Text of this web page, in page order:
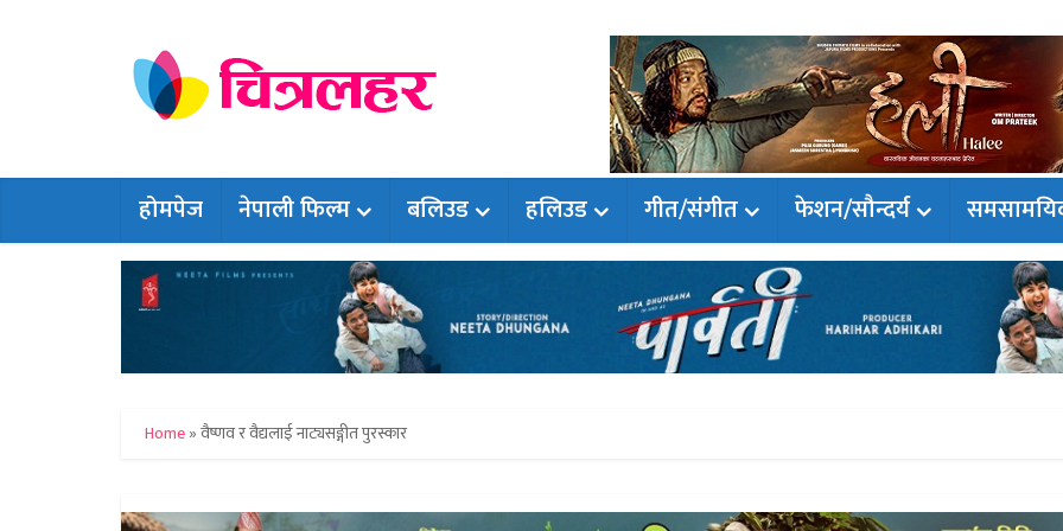
होमपेज नेपाली फिल्म बलिउड हलिउड गीत/संगीत फेशन/सौन्दर्य
Home»वैष्णव र वैद्यलाई नाट्यसङ्गीत पुरस्कार